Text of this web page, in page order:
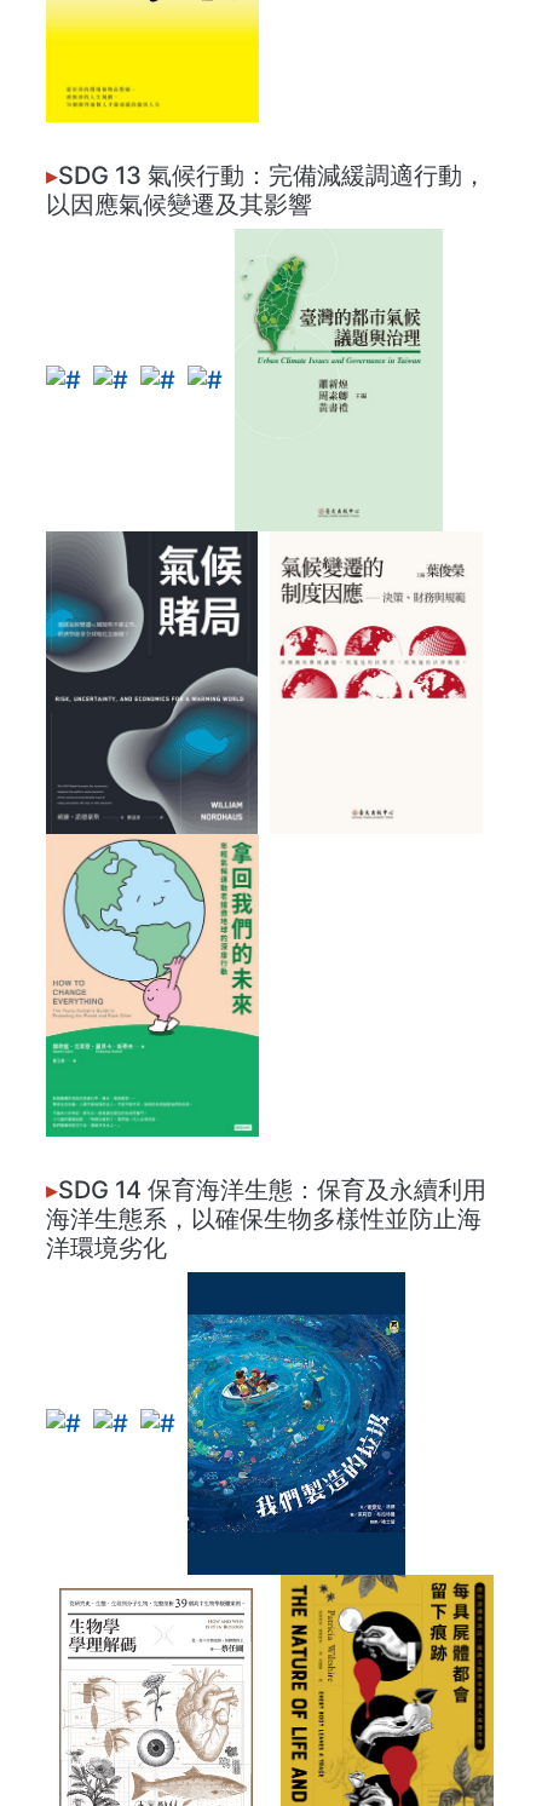
▸SDG 13 氣候行動：完備減緩調適行動，
以因應氣候變遷及其影響
▸SDG 14 保育海洋生態：保育及永續利用
海洋生態系，以確保生物多樣性並防止海
洋環境劣化